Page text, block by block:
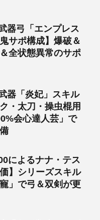
器弓「エンプレス
サポ構成】爆破＆
全状態異常のサポ
器「炎妃」スキル
・太刀・操虫棍用
会心達人芸」で
によるナナ・テス
】シリーズスキル
」で弓＆双剣が更